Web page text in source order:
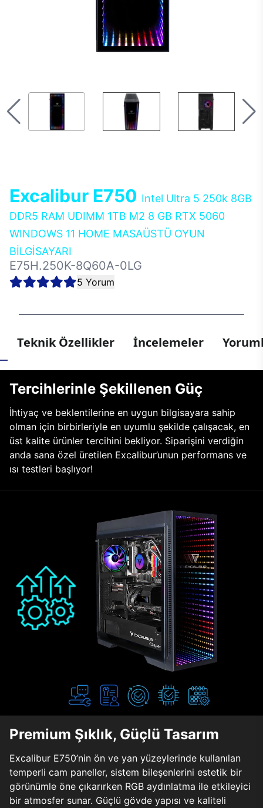
Excalibur E750 Intel Ultra 5 250k 8GB
DDR5 RAM UDIMM 1TB M2 8 GB RTX 5060
WINDOWS 11 HOME MASAÜSTÜ OYUN
BİLGİSAYARI
E75H.250K-8Q60A-0LG
5 Yorum
Teknik Özellikler İncelemeler
Tercihlerinle Şekillenen Güç
İhtiyaç ve beklentilerine en uygun bilgisayara sahip
olman için birbirleriyle en uyumlu şekilde çalışacak, en
üst kalite ürünler tercihini bekliyor. Siparişini verdiğin
anda sana özel üretilen Excalibur’unun performans ve
ısı testleri başlıyor!
Premium Şıklık, Güçlü Tasarım
Excalibur E750’nin ön ve yan yüzeylerinde kullanılan
temperli cam paneller, sistem bileşenlerini estetik bir
görünümle öne çıkarırken RGB aydınlatma ile etkileyici
bir atmosfer sunar. Güçlü gövde yapısı ve kaliteli